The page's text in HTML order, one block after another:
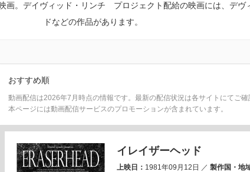
。デイヴィッド・リンチ プロジェクト配給の映画には、デヴ
ドなどの作品があります。
おすすめ順
動画配信は2026年7月時点の情報です。最新の配信状況は各サイトにてご確
本ページには動画配信サービスのプロモーションが含まれています。
イレイザーヘッド
上映日： 1981年09月12日 ／ 製作国・地